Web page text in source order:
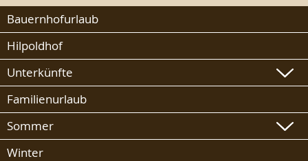
Bauernhofurlaub
Hilpoldhof
Unterkünfte
Familienurlaub
Sommer
Winter